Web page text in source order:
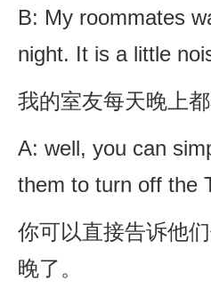
B: My roommates
night. It is a little
我的室友每天晚上
A: well, you can
them to turn off the
你可以直接告诉他
晚了。